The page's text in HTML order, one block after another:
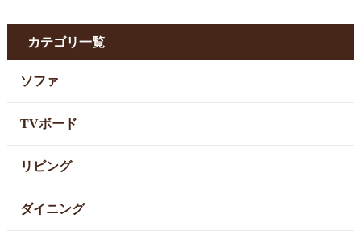
カテゴリ一覧
ソファ
TVボード
リビング
ダイニング